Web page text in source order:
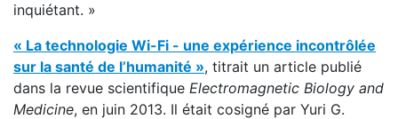
inquiétant. »
« La technologie Wi-Fi - une expérience incontrôlée
sur la santé de l’humanité », titrait un article publié
dans la revue scientifique Electromagnetic Biology and
Medicine, en juin 2013. Il était cosigné par Yuri G.